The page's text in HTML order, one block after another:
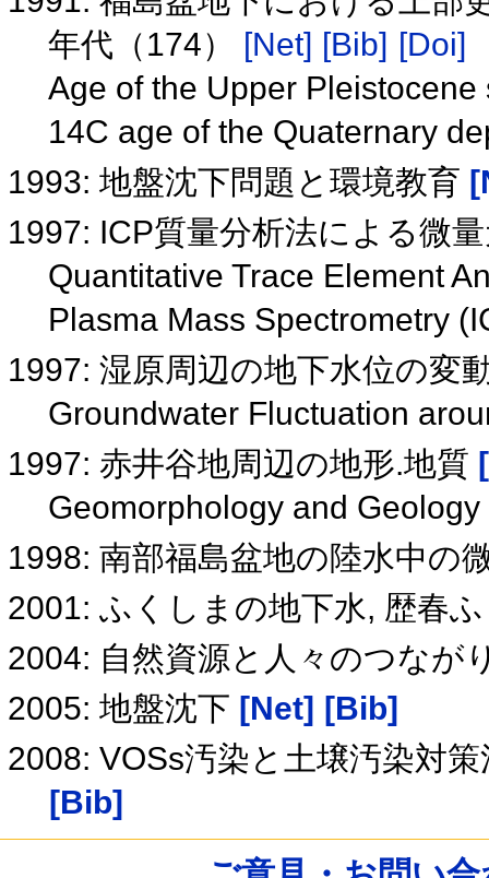
年代（174）
[Net] [Bib] [Doi]
Age of the Upper
14C age of the Quaternary
1993: 地盤沈下問題と環境教育
1997: ICP質量分析法による微
Quantitative Trace Element
Plasma Mass Spectrometry
1997: 湿原周辺の地下水位の変
Groundwater Fluctuation
1997: 赤井谷地周辺の地形.地質
Geomorphology and
1998: 南部福島盆地の陸水中の
2001: ふくしまの地下水, 歴春
2004: 自然資源と人々のつなが
2005: 地盤沈下 [Net] [Bib]
2008: VOSs汚染と土壌汚染対
[Bib]